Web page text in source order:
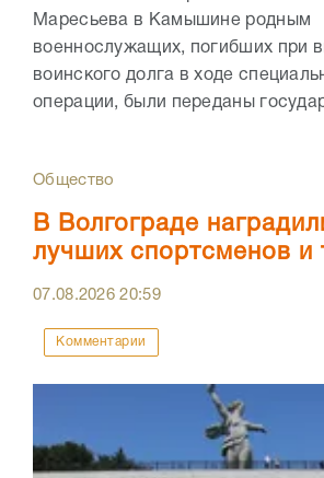
Маресьева в Камышине родным
военнослужащих, погибших при
воинского долга в ходе
операции, были переданы
Общество
В Волгограде
лучших спортсменов и
07.08.202620:59
Комментарии